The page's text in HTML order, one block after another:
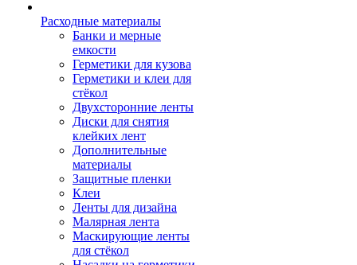
Расходные материалы
Банки и мерные
емкости
Герметики для кузова
Герметики и клеи для
стёкол
Двухсторонние ленты
Диски для снятия
клейких лент
Дополнительные
материалы
Защитные пленки
Клеи
Ленты для дизайна
Малярная лента
Маскирующие ленты
для стёкол